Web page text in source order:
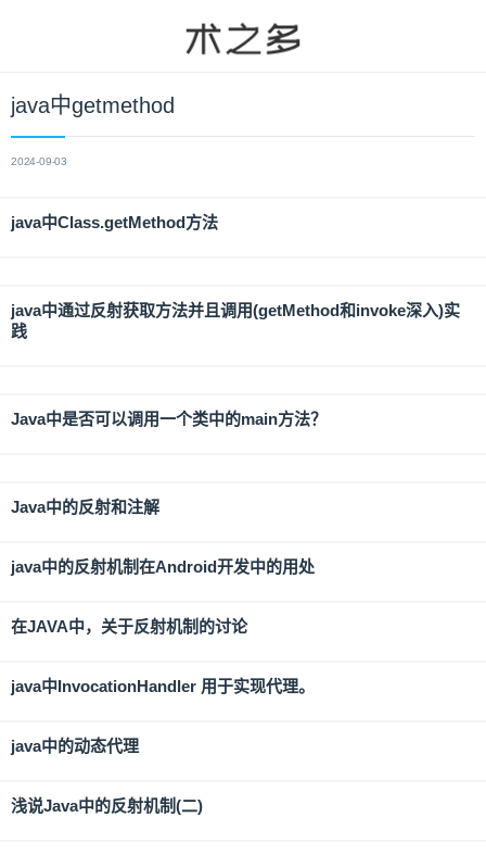
java中getmethod
2024-09-03
java中Class.getMethod方法
java中通过反射获取方法并且调用(getMethod和invoke深入)实
践
Java中是否可以调用一个类中的main方法？
Java中的反射和注解
java中的反射机制在Android开发中的用处
在JAVA中，关于反射机制的讨论
java中InvocationHandler 用于实现代理。
java中的动态代理
浅说Java中的反射机制(二)